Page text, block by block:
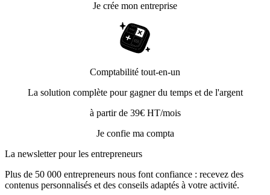
Je crée mon entreprise
Comptabilité tout-en-un
La solution complète pour gagner du temps et de l'argent
à partir de 39€ HT/mois
Je confie ma compta
La newsletter pour les entrepreneurs
Plus de 50 000 entrepreneurs nous font confiance : recevez des
contenus personnalisés et des conseils adaptés à votre activité.